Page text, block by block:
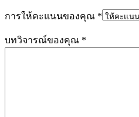
การให้คะแนนของคุณ *
บทวิจารณ์ของคุณ *